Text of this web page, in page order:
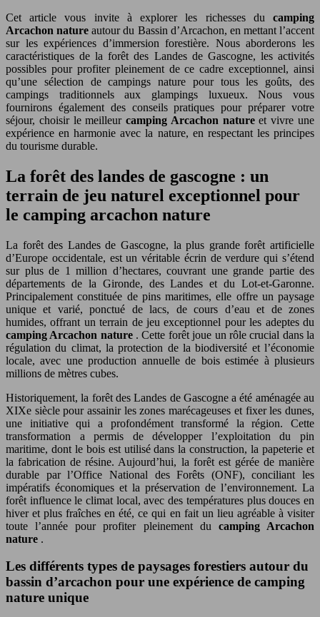
Cet article vous invite à explorer les richesses du camping
Arcachon natureautour du Bassin d’Arcachon, en mettant l’accent
sur les expériences d’immersion forestière. Nous aborderons les
caractéristiques de la forêt des Landes de Gascogne, les activités
possibles pour profiter pleinement de ce cadre exceptionnel, ainsi
qu’une sélection de campings nature pour tous les goûts, des
campings traditionnels aux glampings luxueux. Nous vous
fournirons également des conseils pratiques pour préparer votre
séjour, choisir le meilleurcamping Arcachon natureet vivre une
expérience en harmonie avec la nature, en respectant les principes
du tourisme durable.
La forêt des landes de gascogne : un
terrain de jeu naturel exceptionnel pour
le camping arcachon nature
La forêt des Landes de Gascogne, la plus grande forêt artificielle
d’Europe occidentale, est un véritable écrin de verdure qui s’étend
sur plus de 1 million d’hectares, couvrant une grande partie des
départements de la Gironde, des Landes et du Lot-et-Garonne.
Principalement constituée de pins maritimes, elle offre un paysage
unique et varié, ponctué de lacs, de cours d’eau et de zones
humides, offrant un terrain de jeu exceptionnel pour les adeptes du
camping Arcachon nature . Cette forêt joue un rôle crucial dans la
régulation du climat, la protection de la biodiversité et l’économie
locale, avec une production annuelle de bois estimée à plusieurs
millions de mètres cubes.
Historiquement, la forêt des Landes de Gascogne a été aménagée au
XIXe siècle pour assainir les zones marécageuses et fixer les dunes,
une initiative qui a profondément transformé la région. Cette
transformation a permis de développer l’exploitation du pin
maritime, dont le bois est utilisé dans la construction, la papeterie et
la fabrication de résine. Aujourd’hui, la forêt est gérée de manière
durable par l’Office National des Forêts (ONF), conciliant les
impératifs économiques et la préservation de l’environnement. La
forêt influence le climat local, avec des températures plus douces en
hiver et plus fraîches en été, ce qui en fait un lieu agréable à visiter
toute l’année pour profiter pleinement du camping Arcachon
nature .
Les différents types de paysages forestiers autour du
bassin d’arcachon pour une expérience de camping
nature unique